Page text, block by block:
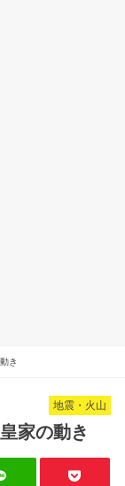
き
地震・火山
家の動き